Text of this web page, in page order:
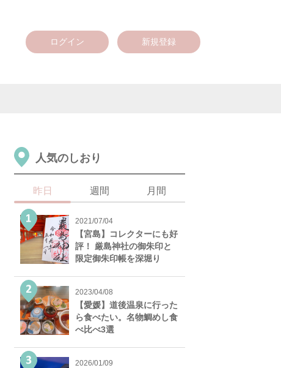
ログイン 新規登録
人気のしおり
昨日 週間 月間
2021/07/04
【宮島】コレクターにも好
評！ 厳島神社の御朱印と
限定御朱印帳を深堀り
2023/04/08
【愛媛】道後温泉に行った
ら食べたい。名物鯛めし食
べ比べ3選
2026/01/09